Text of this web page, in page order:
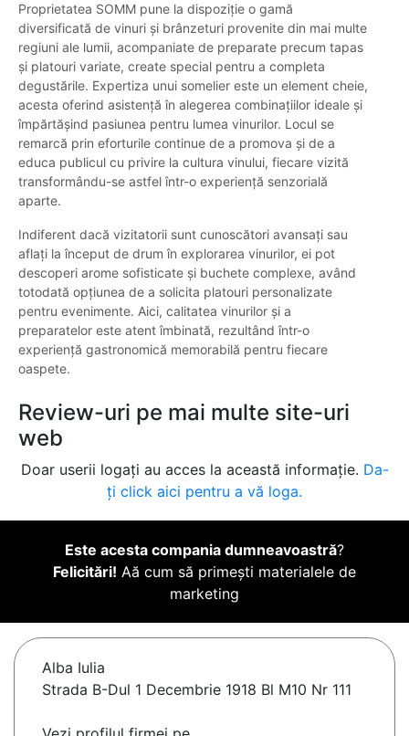
Proprietatea SOMM pune la dispoziție o gamă
diversificată de vinuri și brânzeturi provenite din mai multe
regiuni ale lumii, acompaniate de preparate precum tapas
și platouri variate, create special pentru a completa
degustările. Expertiza unui somelier este un element cheie,
acesta oferind asistență în alegerea combinațiilor ideale și
împărtășind pasiunea pentru lumea vinurilor. Locul se
remarcă prin eforturile continue de a promova și de a
educa publicul cu privire la cultura vinului, fiecare vizită
transformându-se astfel într-o experiență senzorială
aparte.
Indiferent dacă vizitatorii sunt cunoscători avansați sau
aflați la început de drum în explorarea vinurilor, ei pot
descoperi arome sofisticate și buchete complexe, având
totodată opțiunea de a solicita platouri personalizate
pentru evenimente. Aici, calitatea vinurilor și a
preparatelor este atent îmbinată, rezultând într-o
experiență gastronomică memorabilă pentru fiecare
oaspete.
Review-uri pe mai multe site-uri
web
Doar userii logați au acces la această informație. Da-
ți click aici pentru a vă loga.
Este acesta compania dumneavoastră?
Felicitări! Aă cum să primești materialele de
marketing
Alba Iulia
Strada B-Dul 1 Decembrie 1918 Bl M10 Nr 111